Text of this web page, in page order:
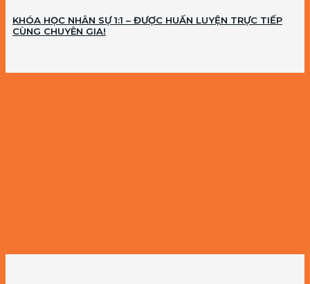
KHÓA HỌC NHÂN SỰ 1:1 – ĐƯỢC HUẤN LUYỆN TRỰC TIẾP
CÙNG CHUYÊN GIA!